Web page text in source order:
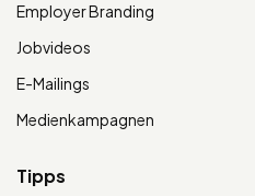
Employer Branding
Jobvideos
E-Mailings
Medienkampagnen
Tipps